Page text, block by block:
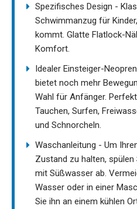
Spezifisches Design -
Schwimmanzug für
kommt. Glatte Flatlock-
Komfort.
Idealer Einsteiger-
bietet noch mehr
Wahl für Anfänger.
Tauchen, Surfen,
und Schnorcheln.
Waschanleitung - Um
Zustand zu halten, spülen
mit Süßwasser ab.
Wasser oder in einer
Sie ihn an einem kühlen